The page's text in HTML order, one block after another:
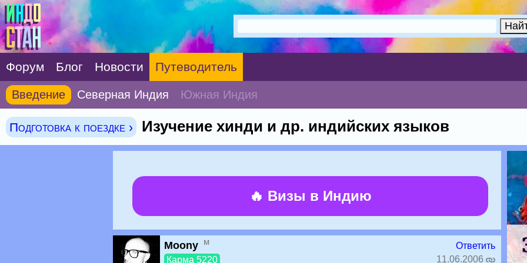
Форум Блог Новости Путеводитель
Введение Северная Индия Южная Индия
Подготовка к поездке › Изучение хинди и др. индийских языков
🔥 Визы в Индию
Moony м
Карма 5220
Ответить
11.06.2006